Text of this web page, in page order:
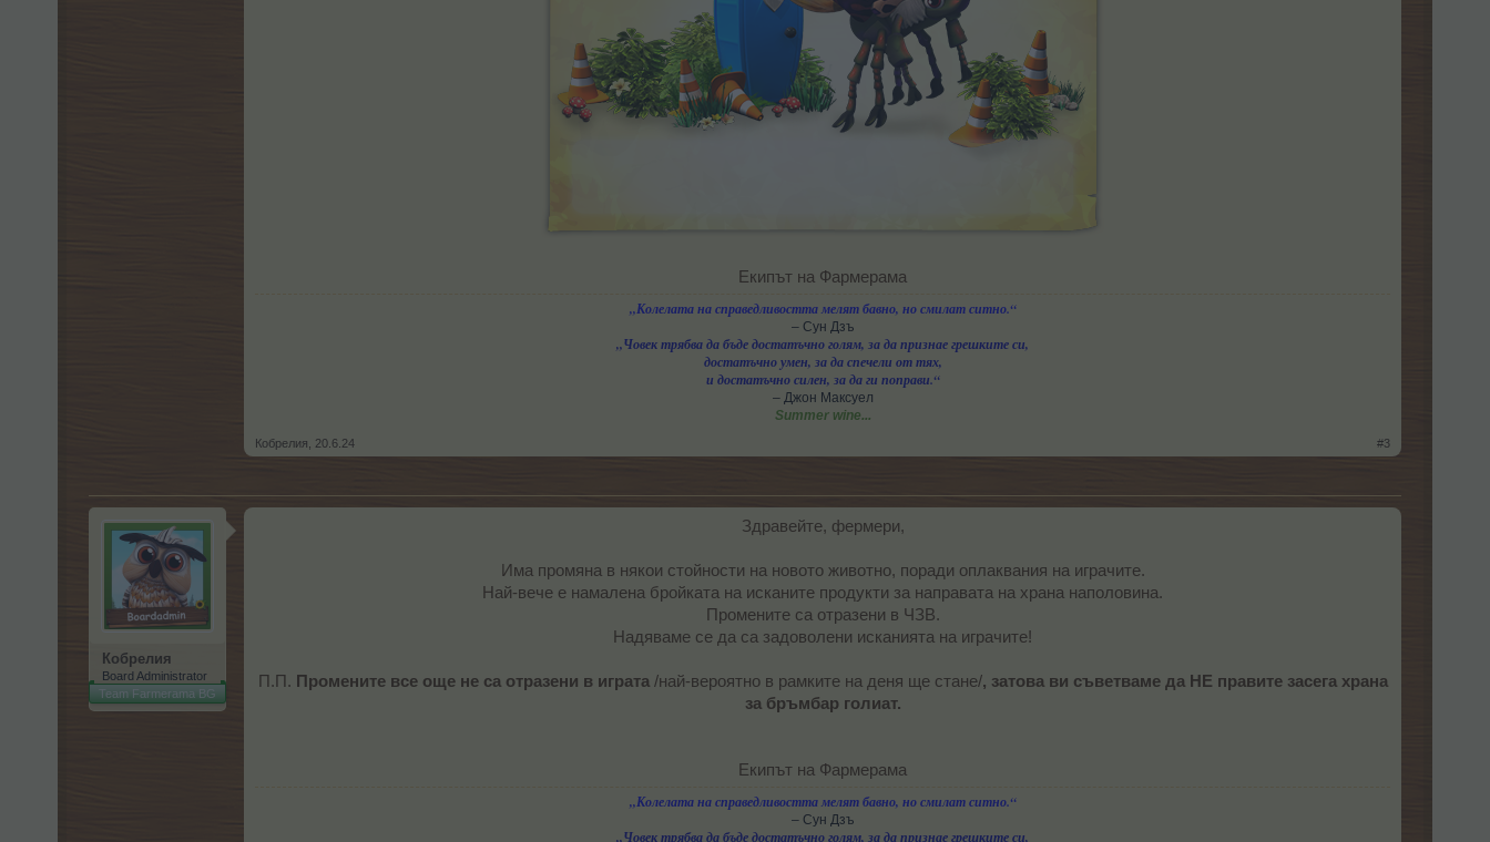
Екипът на Фармерама​
„Колелата на справедливостта мелят бавно, но смилат ситно.“
– Сун Дзъ
„Човек трябва да бъде достатъчно голям, за да признае грешките си,
достатъчно умен, за да спечели от тях,
и достатъчно силен, за да ги поправи.“
– Джон Максуел
Summer wine...
Кобрелия 20.6.24 #3
Кобрелия
Board Administrator
Team Farmerama BG
Здравейте, фермери,
Има промяна в някои стойности на новото животно, поради оплаквания на играчите.
Най-вече е намалена бройката на исканите продукти за направата на храна наполовина.
Промените са отразени в ЧЗВ.
Надяваме се да са задоволени исканията на играчите!
П.П. Промените все още не са отразени в играта /най-вероятно в рамките на деня ще стане/, затова ви съветваме да НЕ правите засега храна
за бръмбар голиат.
Екипът на Фармерама​
„Колелата на справедливостта мелят бавно, но смилат ситно.“
– Сун Дзъ
„Човек трябва да бъде достатъчно голям, за да признае грешките си,